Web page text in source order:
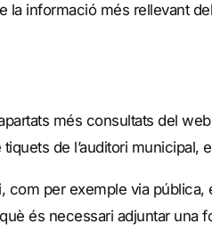
la informació més rellevant
més consultats del
de l’auditori municipal,
com per exemple via pública,
és necessari adjuntar una